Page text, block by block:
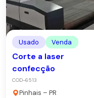
Usado Venda
Corte a laser
confecção
COD-6513
Pinhais – PR